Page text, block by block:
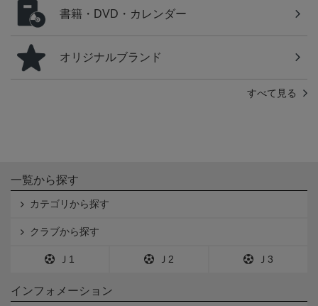
書籍・DVD・カレンダー
オリジナルブランド
すべて見る
一覧から探す
カテゴリから探す
クラブから探す
Ｊ1 Ｊ2 Ｊ3
インフォメーション